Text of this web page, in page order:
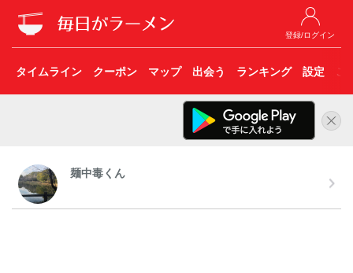
登録/ログイン
タイムライン クーポン マップ 出会う ランキング 設定 こ
麺中毒くん